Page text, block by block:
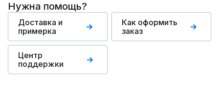
Нужна помощь?
Доставка и
примерка
Как оформить
заказ
Центр
поддержки